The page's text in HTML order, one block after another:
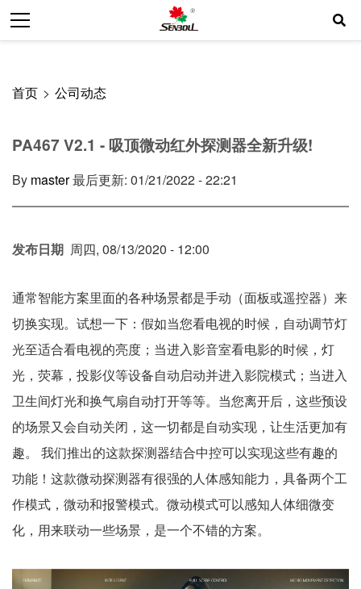
跳
转
主面
屑
首页 > 公司动态
PA467 V2.1 - 吸顶微动红外探测器全新升级!
By master最后更新: 01/21/2022 - 22:21
发布日期 周四, 08/13/2020 - 12:00
通常智能方案里面的各种场景都是手动（面板或遥控器）来
切换实现。试想一下：假如当您看电视的时候，自动调节灯
光至适合看电视的亮度；当进入影音室看电影的时候，灯
光，荧幕，投影仪等设备自动启动并进入影院模式；当进入
卫生间灯光和换气扇自动打开等等。当您离开后，这些预设
的场景又会自动关闭，这一切都是自动实现，让生活更加有
趣。 我们推出的这款探测器结合中控可以实现这些有趣的
功能！这款微动探测器有很强的人体感知能力，具备两个工
作模式，微动和报警模式。微动模式可以感知人体细微变
化，用来联动一些场景，是一个不错的方案。